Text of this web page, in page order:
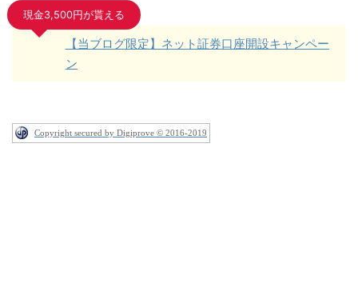
現金3,500円が貰える
【当ブログ限定】ネット証券口座開設キャンペー
ン
Copyright secured by Digiprove © 2016-2019